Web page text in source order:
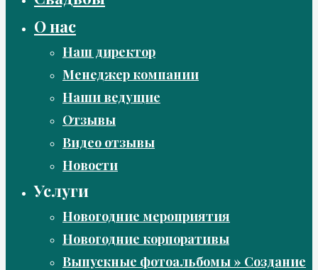
О нас
Наш директор
Менеджер компании
Наши ведущие
Отзывы
Видео отзывы
Новости
Услуги
Новогодние мероприятия
Новогодние корпоративы
Выпускные фотоальбомы » Создание